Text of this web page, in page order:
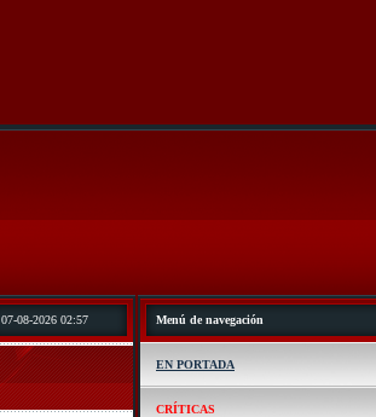
07-08-2026 02:57 Menú de navegación
EN PORTADA
CRÍTICAS